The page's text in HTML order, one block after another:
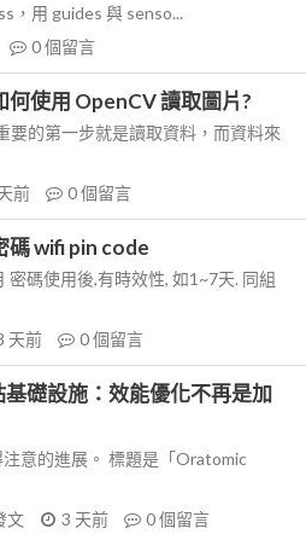
，用 guides 與 senso...
0個留言
使用 OpenCV 讀取圖片?
要的第一步就是讀取資料，而資料來
前 0個留言
碼 wifi pin code
密碼使用後,有時效性, 如1~7天. 同組
天前 0個留言
礎設施：效能優化不再是加
意的進展。 標題是「Oratomic
文 3 天前 0個留言